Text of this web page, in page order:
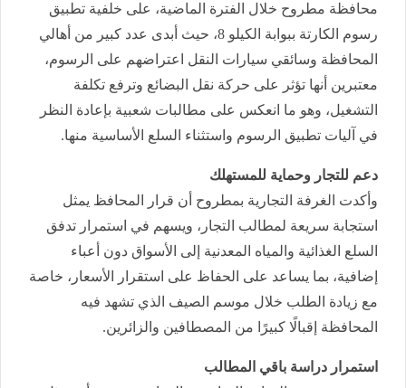
محافظة مطروح خلال الفترة الماضية، على خلفية تطبيق
رسوم الكارتة ببوابة الكيلو 8، حيث أبدى عدد كبير من أهالي
المحافظة وسائقي سيارات النقل اعتراضهم على الرسوم،
معتبرين أنها تؤثر على حركة نقل البضائع وترفع تكلفة
التشغيل، وهو ما انعكس على مطالبات شعبية بإعادة النظر
في آليات تطبيق الرسوم واستثناء السلع الأساسية منها.
دعم للتجار وحماية للمستهلك
وأكدت الغرفة التجارية بمطروح أن قرار المحافظ يمثل
استجابة سريعة لمطالب التجار، ويسهم في استمرار تدفق
السلع الغذائية والمياه المعدنية إلى الأسواق دون أعباء
إضافية، بما يساعد على الحفاظ على استقرار الأسعار، خاصة
مع زيادة الطلب خلال موسم الصيف الذي تشهد فيه
المحافظة إقبالًا كبيرًا من المصطافين والزائرين.
استمرار دراسة باقي المطالب